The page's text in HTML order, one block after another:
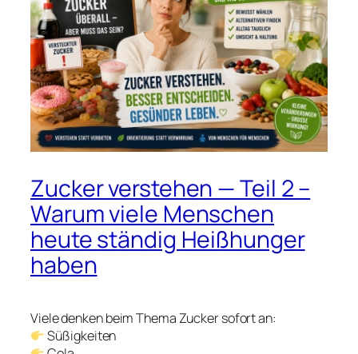
Zucker verstehen — Teil 2 –
Warum viele Menschen
heute ständig Heißhunger
haben
Viele denken beim Thema Zucker sofort an:
Süßigkeiten